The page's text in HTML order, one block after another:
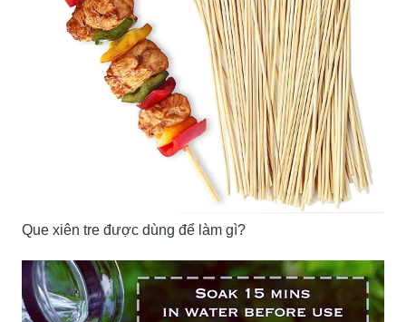
Que xiên tre được dùng để làm gì?